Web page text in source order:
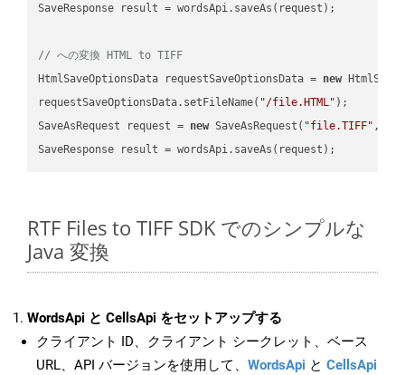
SaveResponse result = wordsApi.saveAs(request);
// への変換 HTML to TIFF
HtmlSaveOptionsData requestSaveOptionsData = new
requestSaveOptionsData.setFileName( "/file.HTML" );
SaveAsRequest request = new SaveAsRequest( "file.TIFF"
RTF Files to TIFF SDK でのシンプルな
Java 変換
WordsApi と CellsApi をセットアップする
クライアント ID、クライアント シークレット、ベース
URL、API バージョンを使用して、 WordsApi と CellsApi